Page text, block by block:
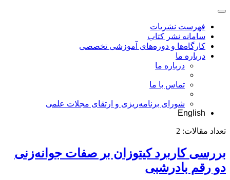
فهرست نشریات
سامانه نشر کتاب
کارگاه‌ها و دوره‌های آموزشی تخصصی
درباره ما
درباره ما
تماس با ما
شورای برنامه‌ریزی و ارتقای مجلات علمی
English
تعداد مقالات: 2
بررسی کاربرد کیتوزان بر صفات جوانه‌زنی
دو رقم بادرشبی